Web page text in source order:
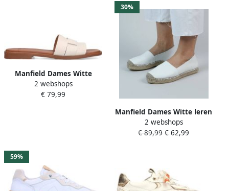
Manfield Dames Witte
gevlochten leren slippers
2 webshops
€ 79,99
30%
Manfield Dames Witte leren
espadrilles
2 webshops
€ 89,99 € 62,99
59%